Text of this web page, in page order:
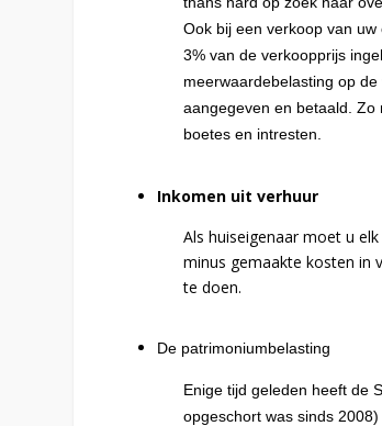
Ook bij een verkoop van
3% van de verkoopprijs
meerwaardebelasting op
aangegeven en betaald.
boetes en intresten.
Inkomen uit verhuur
Als huiseigenaar moet u
minus gemaakte kosten in
te doen.
De patrimoniumbelasting
Enige tijd geleden heeft de
opgeschort was sinds